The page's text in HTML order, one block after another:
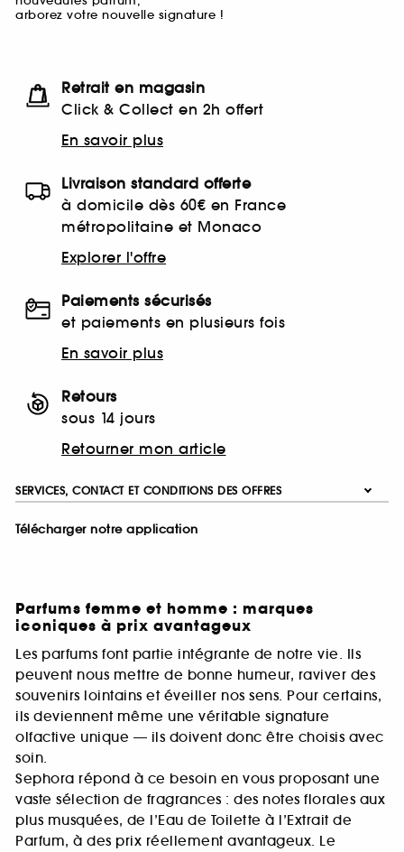
arborez votre nouvelle signature !
Retrait en magasin
Click & Collect en 2h offert
En savoir plus
Livraison standard offerte
à domicile dès 60€ en France
métropolitaine et Monaco
Explorer l'offre
Paiements sécurisés
et paiements en plusieurs fois
En savoir plus
Retours
sous 14 jours
Retourner mon article
SERVICES, CONTACT ET CONDITIONS DES OFFRES
Télécharger notre application
Parfums femme et homme : marques
iconiques à prix avantageux
Les parfums font partie intégrante de notre vie. Ils
peuvent nous mettre de bonne humeur, raviver des
souvenirs lointains et éveiller nos sens. Pour certains,
ils deviennent même une véritable signature
olfactive unique — ils doivent donc être choisis avec
soin.
Sephora répond à ce besoin en vous proposant une
vaste sélection de fragrances : des notes florales aux
plus musquées, de l’Eau de Toilette à l’Extrait de
Parfum, à des prix réellement avantageux. Le